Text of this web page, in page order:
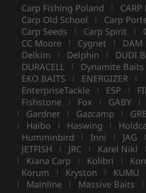
Carp Fishing Poland | CARP
Carp Old School | Carp
Carp Seeds | Carp Spirit |
CC Moore | Cygnet | DAM
Delkim | Delphin | DUDI
DURACELL | Dynamite Baits
EKO BAITS | ENERGIZER |
EnterpriseTackle | ESP |
Fishstone | Fox | GABY |
| Gardner | Gazcamp |
| Haibo | Haswing |
Humminbird | Inni | JAG |
JETFISH | JRC | Karel Nikl |
| Kiana Carp | Kolibri |
Korum | Kryston | KUMU
| Mainline | Massive Baits |